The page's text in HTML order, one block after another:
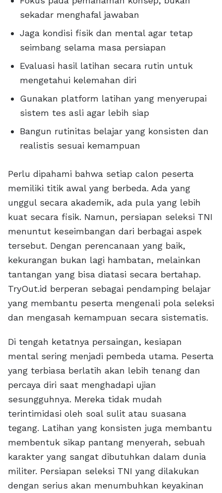
sekadar menghafal jawaban
Jaga kondisi fisik dan mental agar tetap
seimbang selama masa persiapan
Evaluasi hasil latihan secara rutin untuk
mengetahui kelemahan diri
Gunakan platform latihan yang menyerupai
sistem tes asli agar lebih siap
Bangun rutinitas belajar yang konsisten dan
realistis sesuai kemampuan
Perlu dipahami bahwa setiap calon peserta
memiliki titik awal yang berbeda. Ada yang
unggul secara akademik, ada pula yang lebih
kuat secara fisik. Namun, persiapan seleksi TNI
menuntut keseimbangan dari berbagai aspek
tersebut. Dengan perencanaan yang baik,
kekurangan bukan lagi hambatan, melainkan
tantangan yang bisa diatasi secara bertahap.
TryOut.id berperan sebagai pendamping belajar
yang membantu peserta mengenali pola seleksi
dan mengasah kemampuan secara sistematis.
Di tengah ketatnya persaingan, kesiapan
mental sering menjadi pembeda utama. Peserta
yang terbiasa berlatih akan lebih tenang dan
percaya diri saat menghadapi ujian
sesungguhnya. Mereka tidak mudah
terintimidasi oleh soal sulit atau suasana
tegang. Latihan yang konsisten juga membantu
membentuk sikap pantang menyerah, sebuah
karakter yang sangat dibutuhkan dalam dunia
militer. Persiapan seleksi TNI yang dilakukan
dengan serius akan menumbuhkan keyakinan